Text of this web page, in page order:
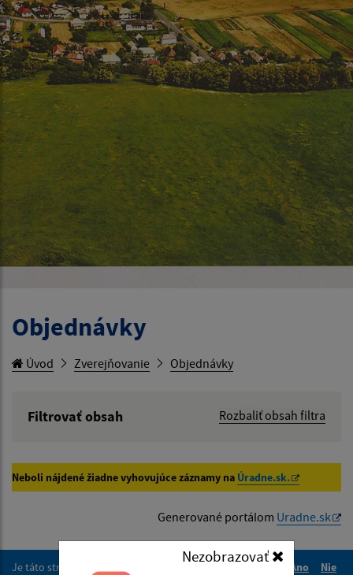
Nezobrazovať
Objednávky
Úvod Zverejňovanie Objednávky
Filtrovať obsah
Rozbaliť obsah filtra
Hľadať v:
Typ dátumu:
Neboli nájdené žiadne vyhovujúce záznamy na Úradne.sk.
Generované portálom Uradne.sk
Je táto stránka užitočná?
Áno
Nie